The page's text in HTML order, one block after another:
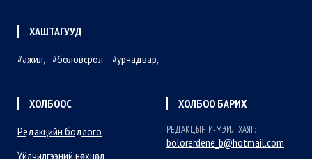
ХАШТАГУУД
ажил
боловсрол урчадвар
ХОЛБООС
Редакцийн бодлого
Үйлчилгээний нөхцөл
ХОЛБОО БАРИХ
РЕДАКЦЫН И-МЭИЛ ХАЯГ:
bolorerdene_b@hotmail.com